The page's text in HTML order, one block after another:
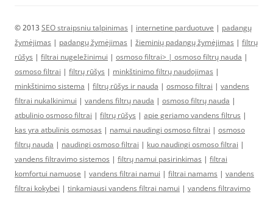
© 2013 SEO straipsniu talpinimas | internetine parduotuve | padangų
žymėjimas | padangų žymėjimas | žieminių padangų žymėjimas | filtrų
rūšys | filtrai nugeležinimui | osmoso filtrai> | osmoso filtrų nauda |
osmoso filtrai | filtrų rūšys | minkštinimo filtrų naudojimas |
minkštinimo sistema | filtrų rūšys ir nauda | osmoso filtrai | vandens
filtrai nukalkinimui | vandens filtrų nauda | osmoso filtrų nauda |
atbulinio osmoso filtrai | filtrų rūšys | apie geriamo vandens filtrus |
kas yra atbulinis osmosas | namui naudingi osmoso filtrai | osmoso
filtrų nauda | naudingi osmoso filtrai | kuo naudingi osmoso filtrai |
vandens filtravimo sistemos | filtrų namui pasirinkimas | filtrai
komfortui namuose | vandens filtrai namui | filtrai namams | vandens
filtrai kokybei | tinkamiausi vandens filtrai namui | vandens filtravimo